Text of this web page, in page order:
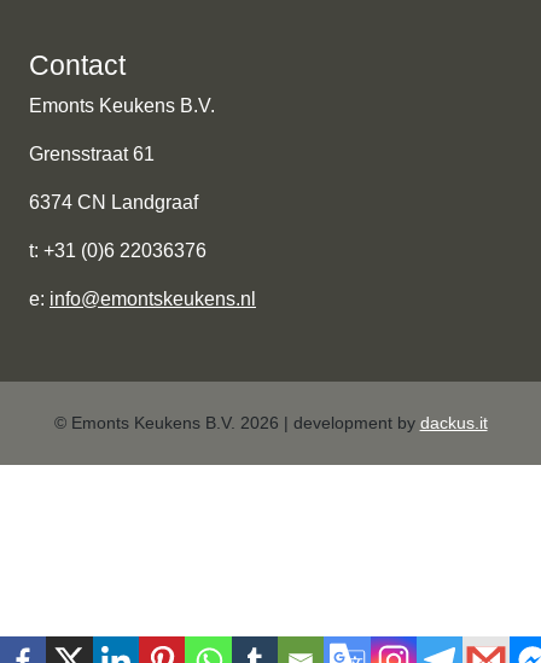
Contact
Emonts Keukens B.V.
Grensstraat 61
6374 CN Landgraaf
t: +31 (0)6 22036376
e: info@emontskeukens.nl
© Emonts Keukens B.V. 2026 | development by dackus.it